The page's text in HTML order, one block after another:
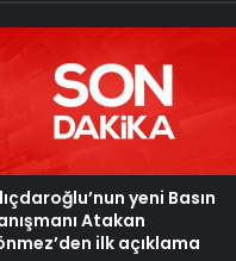
yeni Basın
Atakan
ilk açıklama